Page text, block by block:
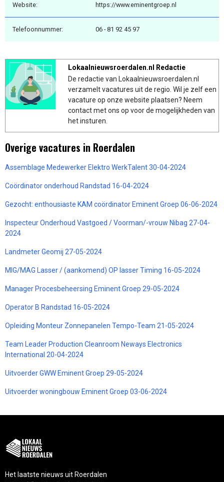
Website: https://www.eminentgroep.nl
Telefoonnummer: 06 - 81 92 45 97
Lokaalnieuwsroerdalen.nl Redactie
De redactie van Lokaalnieuwsroerdalen.nl
verzamelt vacatures uit de regio. Wil je zelf een
vacature op onze website plaatsen? Neem
contact met ons op voor de mogelijkheden van
het insturen.
Overige vacatures in Roerdalen
Assemblage Medewerker Elektro WerkTalent 30-04-2024
Coördinator onderhoud Randstad 16-04-2024
Gezocht: enthousiaste KAM coördinator Eminent Groep 06-06-2024
Inspecteur Onderhoud Vastgoed / Voorman/-vrouw Nibag 27-04-
2024
Landmeter Geomij 27-05-2024
MIG/MAG Lasser / (aankomend) OP lasser Timing 16-05-2024
Manager Procesbeheersing Eminent Groep 29-05-2024
Operator B Randstad 16-05-2024
Opleiding Monteur Zonnepanelen Tempo-Team 21-05-2024
Team Leader Production Cleanroom Neways Electronics
International 20-04-2024
Uitvoerder GWW Eminent Groep 29-05-2024
Uitvoerder woningbouw Eminent Groep 03-06-2024
Het laatste nieuws uit Roerdalen